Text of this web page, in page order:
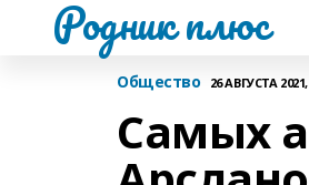
Родник плюс
Общество 26 АВГУСТА 2021,
Самых